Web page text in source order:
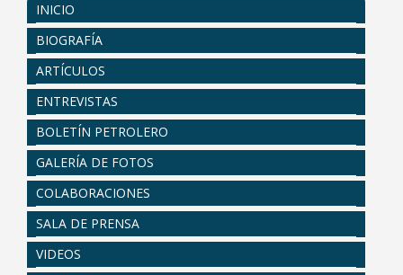
INICIO
BIOGRAFÍA
ARTÍCULOS
ENTREVISTAS
BOLETÍN PETROLERO
GALERÍA DE FOTOS
COLABORACIONES
SALA DE PRENSA
VIDEOS